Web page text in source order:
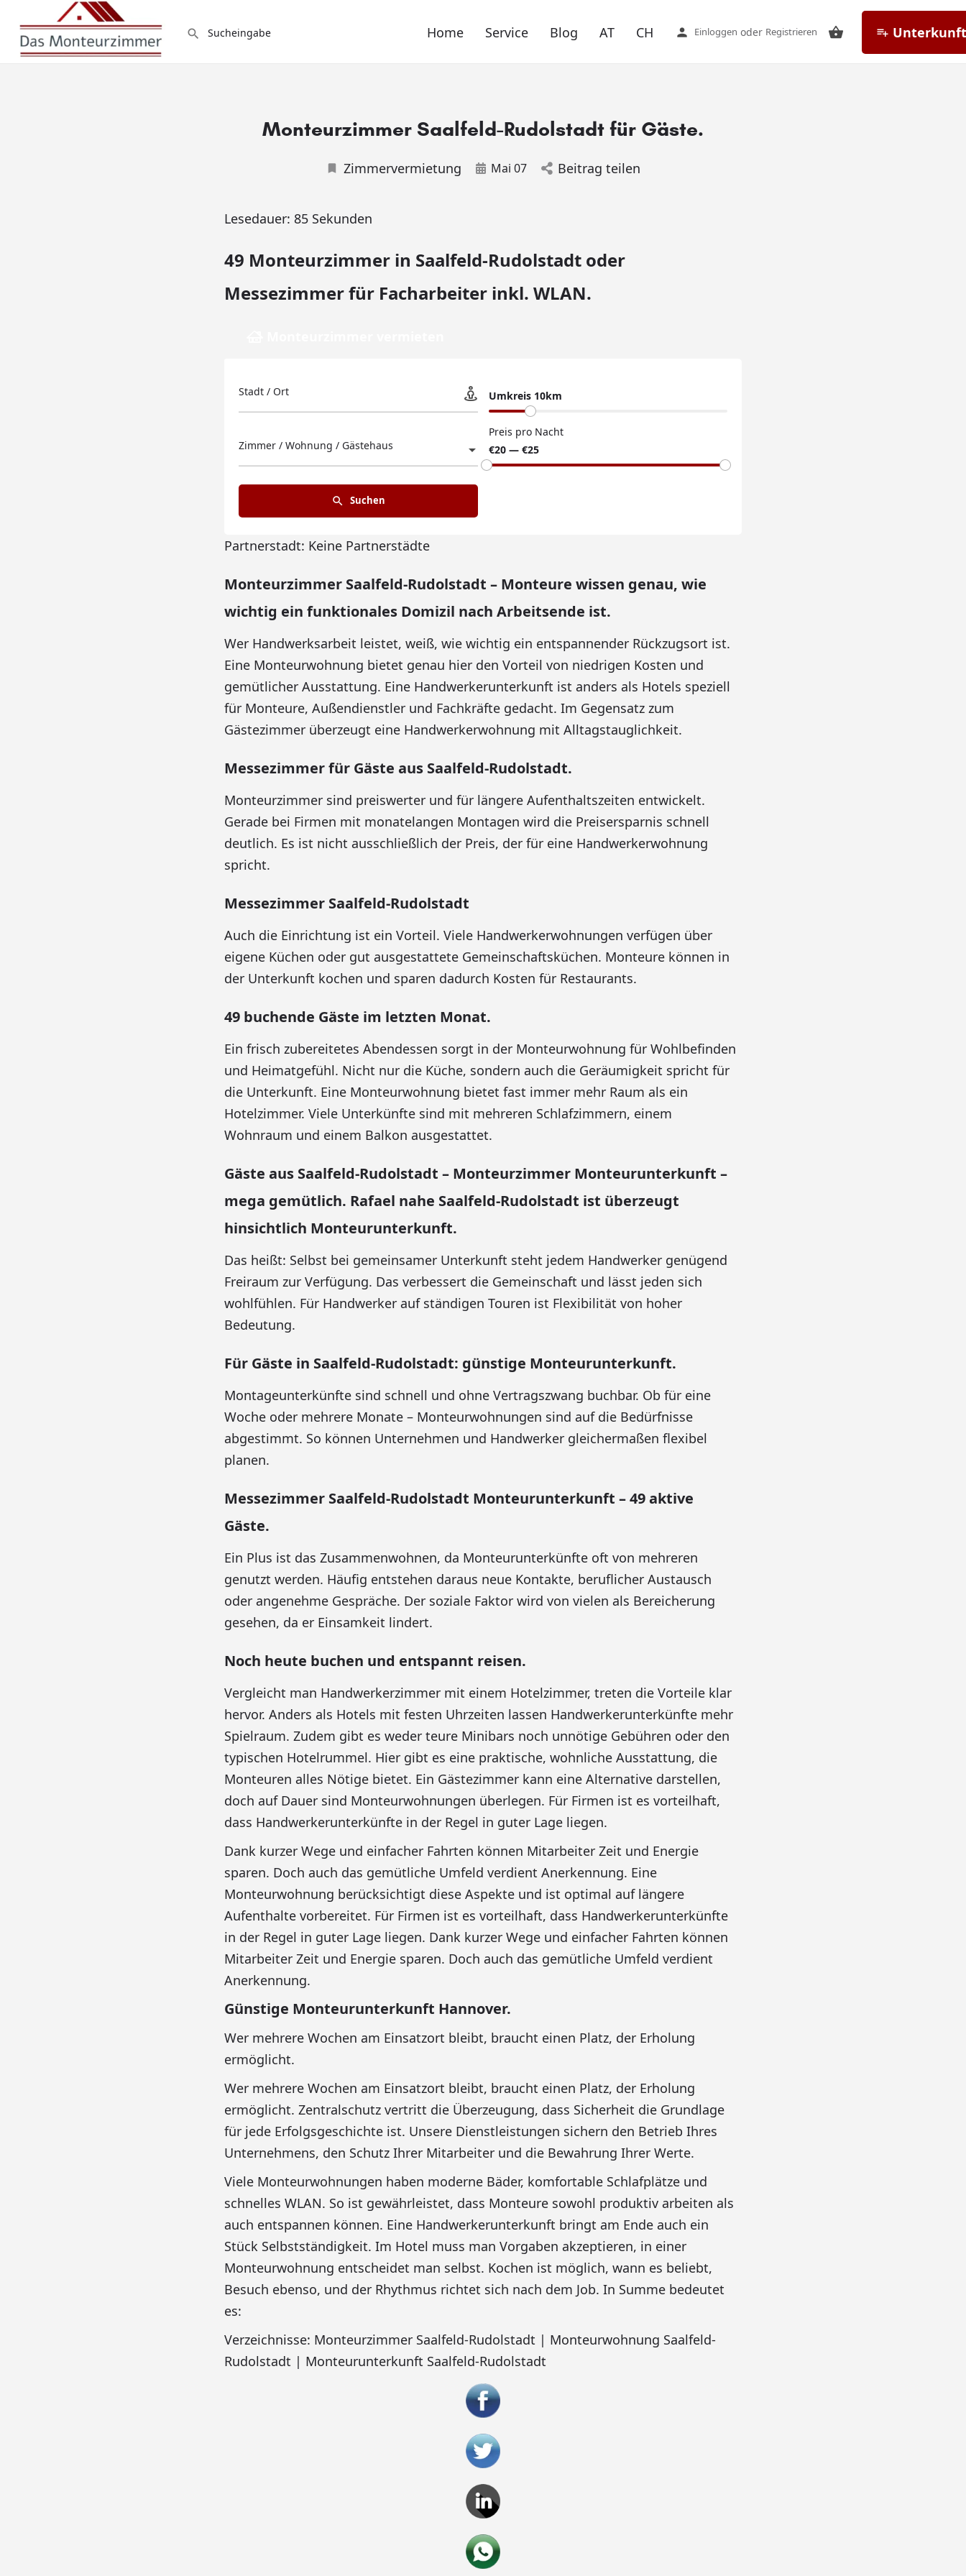
Home Service Blog AT CH Einloggen oder Registrieren
Monteurzimmer Saalfeld-Rudolstadt für Gäste.
Zimmervermietung Mai 07 Beitrag teilen
Lesedauer: 85 Sekunden
49 Monteurzimmer in Saalfeld-Rudolstadt oder
Messezimmer für Facharbeiter inkl. WLAN.
Stadt / Ort Umkreis 10km
Zimmer / Wohnung / Gästehaus
Preis pro Nacht
€20 — €25
Suchen
Partnerstadt: Keine Partnerstädte
Monteurzimmer Saalfeld-Rudolstadt – Monteure wissen genau, wie
wichtig ein funktionales Domizil nach Arbeitsende ist.
Wer Handwerksarbeit leistet, weiß, wie wichtig ein entspannender Rückzugsort ist.
Eine Monteurwohnung bietet genau hier den Vorteil von niedrigen Kosten und
gemütlicher Ausstattung. Eine Handwerkerunterkunft ist anders als Hotels speziell
für Monteure, Außendienstler und Fachkräfte gedacht. Im Gegensatz zum
Gästezimmer überzeugt eine Handwerkerwohnung mit Alltagstauglichkeit.
Messezimmer für Gäste aus Saalfeld-Rudolstadt.
Monteurzimmer sind preiswerter und für längere Aufenthaltszeiten entwickelt.
Gerade bei Firmen mit monatelangen Montagen wird die Preisersparnis schnell
deutlich. Es ist nicht ausschließlich der Preis, der für eine Handwerkerwohnung
spricht.
Messezimmer Saalfeld-Rudolstadt
Auch die Einrichtung ist ein Vorteil. Viele Handwerkerwohnungen verfügen über
eigene Küchen oder gut ausgestattete Gemeinschaftsküchen. Monteure können in
der Unterkunft kochen und sparen dadurch Kosten für Restaurants.
49 buchende Gäste im letzten Monat.
Ein frisch zubereitetes Abendessen sorgt in der Monteurwohnung für Wohlbefinden
und Heimatgefühl. Nicht nur die Küche, sondern auch die Geräumigkeit spricht für
die Unterkunft. Eine Monteurwohnung bietet fast immer mehr Raum als ein
Hotelzimmer. Viele Unterkünfte sind mit mehreren Schlafzimmern, einem
Wohnraum und einem Balkon ausgestattet.
Gäste aus Saalfeld-Rudolstadt – Monteurzimmer Monteurunterkunft –
mega gemütlich. Rafael nahe Saalfeld-Rudolstadt ist überzeugt
hinsichtlich Monteurunterkunft.
Das heißt: Selbst bei gemeinsamer Unterkunft steht jedem Handwerker genügend
Freiraum zur Verfügung. Das verbessert die Gemeinschaft und lässt jeden sich
wohlfühlen. Für Handwerker auf ständigen Touren ist Flexibilität von hoher
Bedeutung.
Für Gäste in Saalfeld-Rudolstadt: günstige Monteurunterkunft.
Montageunterkünfte sind schnell und ohne Vertragszwang buchbar. Ob für eine
Woche oder mehrere Monate – Monteurwohnungen sind auf die Bedürfnisse
abgestimmt. So können Unternehmen und Handwerker gleichermaßen flexibel
planen.
Messezimmer Saalfeld-Rudolstadt Monteurunterkunft – 49 aktive
Gäste.
Ein Plus ist das Zusammenwohnen, da Monteurunterkünfte oft von mehreren
genutzt werden. Häufig entstehen daraus neue Kontakte, beruflicher Austausch
oder angenehme Gespräche. Der soziale Faktor wird von vielen als Bereicherung
gesehen, da er Einsamkeit lindert.
Noch heute buchen und entspannt reisen.
Vergleicht man Handwerkerzimmer mit einem Hotelzimmer, treten die Vorteile klar
hervor. Anders als Hotels mit festen Uhrzeiten lassen Handwerkerunterkünfte mehr
Spielraum. Zudem gibt es weder teure Minibars noch unnötige Gebühren oder den
typischen Hotelrummel. Hier gibt es eine praktische, wohnliche Ausstattung, die
Monteuren alles Nötige bietet. Ein Gästezimmer kann eine Alternative darstellen,
doch auf Dauer sind Monteurwohnungen überlegen. Für Firmen ist es vorteilhaft,
dass Handwerkerunterkünfte in der Regel in guter Lage liegen.
Dank kurzer Wege und einfacher Fahrten können Mitarbeiter Zeit und Energie
sparen. Doch auch das gemütliche Umfeld verdient Anerkennung. Eine
Monteurwohnung berücksichtigt diese Aspekte und ist optimal auf längere
Aufenthalte vorbereitet. Für Firmen ist es vorteilhaft, dass Handwerkerunterkünfte
in der Regel in guter Lage liegen. Dank kurzer Wege und einfacher Fahrten können
Mitarbeiter Zeit und Energie sparen. Doch auch das gemütliche Umfeld verdient
Anerkennung.
Günstige Monteurunterkunft Hannover.
Wer mehrere Wochen am Einsatzort bleibt, braucht einen Platz, der Erholung
ermöglicht.
Wer mehrere Wochen am Einsatzort bleibt, braucht einen Platz, der Erholung
ermöglicht. Zentralschutz vertritt die Überzeugung, dass Sicherheit die Grundlage
für jede Erfolgsgeschichte ist. Unsere Dienstleistungen sichern den Betrieb Ihres
Unternehmens, den Schutz Ihrer Mitarbeiter und die Bewahrung Ihrer Werte.
Viele Monteurwohnungen haben moderne Bäder, komfortable Schlafplätze und
schnelles WLAN. So ist gewährleistet, dass Monteure sowohl produktiv arbeiten als
auch entspannen können. Eine Handwerkerunterkunft bringt am Ende auch ein
Stück Selbstständigkeit. Im Hotel muss man Vorgaben akzeptieren, in einer
Monteurwohnung entscheidet man selbst. Kochen ist möglich, wann es beliebt,
Besuch ebenso, und der Rhythmus richtet sich nach dem Job. In Summe bedeutet
es:
Verzeichnisse: Monteurzimmer Saalfeld-Rudolstadt | Monteurwohnung Saalfeld-
Rudolstadt | Monteurunterkunft Saalfeld-Rudolstadt